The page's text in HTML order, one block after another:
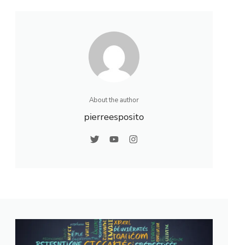
Conseils
About the author
pierreesposito